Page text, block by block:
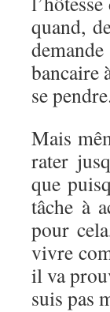
quand,
bancaire
se
Mais
rater
que
tâche à
pour
vivre
il va
suis pas